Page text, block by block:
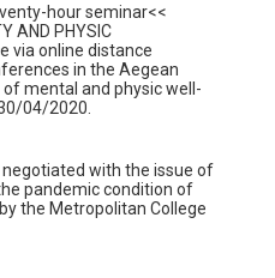
hour seminar<<
AND PHYSIC
via online distance
in the Aegean
mental and physic well-
04/2020.
with the issue of
pandemic condition of
the Metropolitan College